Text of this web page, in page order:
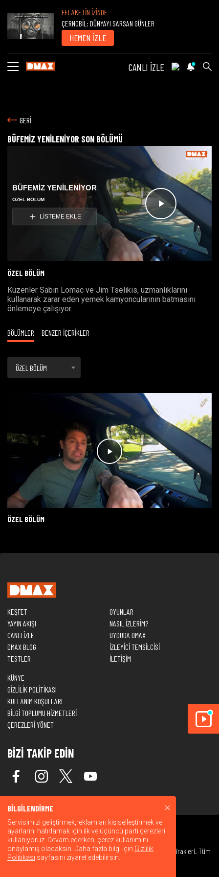
FELAKETİN İZİNDE
ÇERNOBİL: DÜNYAYI SARSAN GÜNLER
HEMEN İZLE
CANLI İZLE
GERİ
BÜFEMİZ YENİLENİYOR SON BÖLÜMÜ
Videoyu
Oynat
BÜFEMİZ YENİLENİYOR
ÖZEL BÖLÜM
LİSTEME EKLE
ÖZEL BÖLÜM
Kuzenler Sabin Lomac ve Jim Tselikis, uzmanlıklarını
kullanarak zarar eden yemek kamyoncularının batmasını
önlemeye çalışıyor.
BÖLÜMLER BENZER İÇERİKLER
ÖZEL BÖLÜM
ÖZEL BÖLÜM
KEŞFET
YAYIN AKIŞI
CANLI İZLE
DMAX BLOG
TESTLER
OYUNLAR
NASIL İZLERİM?
UYDUDA DMAX
İZLEYİCİ TEMSİLCİSİ
İLETİŞİM
KÜNYE
GİZLİLİK POLİTİKASI
KULLANIM KOŞULLARI
BİLGİ TOPLUMU HİZMETLERİ
ÇEREZLERİ YÖNET
BİZİ TAKİP EDİN
© 2026 Warner Bros. Discovery, Inc. veya bağlı kuruluşları ve iştirakleri. Tüm
hakları saklıdır.
BİLGİLENDİRME
Servisimizi geliştirmek,reklamları kişiselleştirmek ve
ayarlarını hatırlamak için ilk ve üçüncü parti çerezleri
kullanıyoruz. Devam ederken, çerez kullanımını
onaylamış olacaksın. Daha fazla bilgi için Gizlilik
Politikası sayfasını ziyaret edebilirsin.